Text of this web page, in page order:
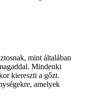
mint általában
Mindenki
kiereszti a gőzt.
amelyek